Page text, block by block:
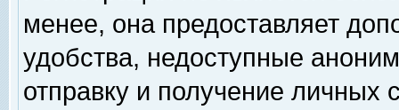
менее, она предоставляет
удобства, недоступные
отправку и получение личных